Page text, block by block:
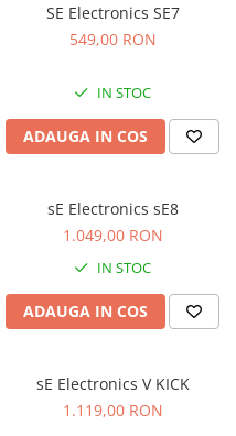
SE Electronics SE7
549,00 RON
IN STOC
ADAUGA IN COS
sE Electronics sE8
1.049,00 RON
IN STOC
ADAUGA IN COS
sE Electronics V KICK
1.119,00 RON